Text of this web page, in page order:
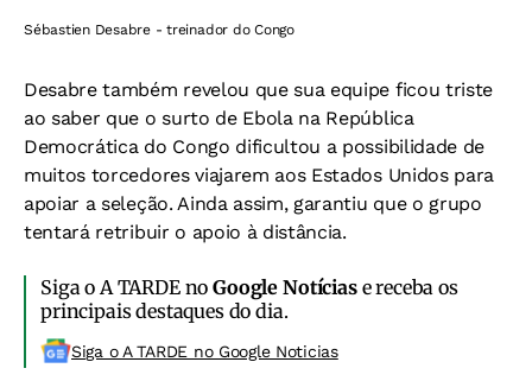
Sébastien Desabre - treinador do Congo
Desabre também revelou que sua equipe ficou triste
ao saber que o surto de Ebola na República
Democrática do Congo dificultou a possibilidade de
muitos torcedores viajarem aos Estados Unidos para
apoiar a seleção. Ainda assim, garantiu que o grupo
tentará retribuir o apoio à distância.
Siga o A TARDE noGoogle Notíciase receba os
principais destaques do dia.
Siga o A TARDE no Google Noticias